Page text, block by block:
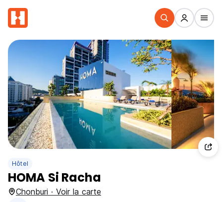
Hôtel
HOMA Si Racha
Chonburi · Voir la carte